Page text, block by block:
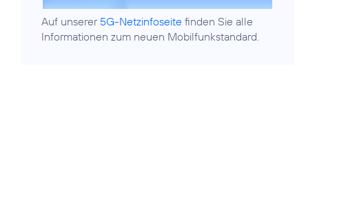
Auf unserer 5G-Netzinfoseite finden Sie alle
Informationen zum neuen Mobilfunkstandard.